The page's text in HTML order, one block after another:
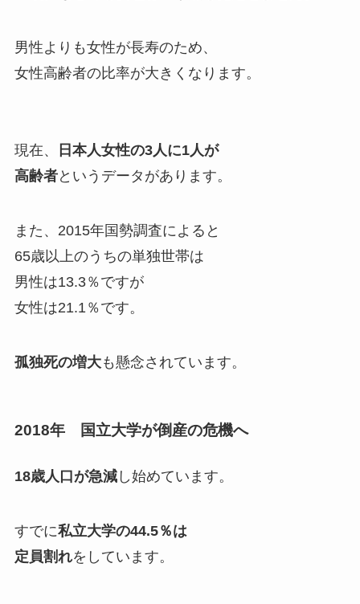
男性よりも女性が長寿のため、
女性高齢者の比率が大きくなります。
現在、
日本人女性の3人に1人が
高齢者というデータがあります。
また、2015年国勢調査によると
65歳以上のうちの単独世帯は
男性は13.3％ですが
女性は21.1％です。
孤独死の増大も懸念されています。
2018年 国立大学が倒産の危機へ
18歳人口が急減し始めています。
すでに私立大学の44.5％は
定員割れをしています。